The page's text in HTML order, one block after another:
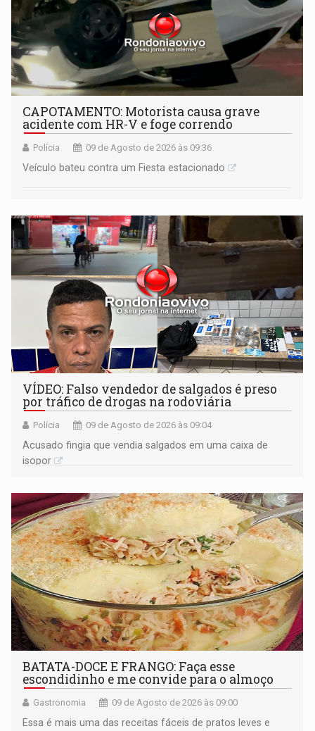
CAPOTAMENTO: Motorista causa grave
acidente com HR-V e foge correndo
Polícia 09 de Agosto de 2026 às 09:36
Veículo bateu contra um Fiesta estacionado
VÍDEO: Falso vendedor de salgados é preso
por tráfico de drogas na rodoviária
Polícia 09 de Agosto de 2026 às 09:04
Acusado fingia que vendia salgados em uma caixa de
isopor
BATATA-DOCE E FRANGO: Faça esse
escondidinho e me convide para o almoço
Gastronomia 09 de Agosto de 2026 às 09:00
Essa é mais uma das receitas fáceis de pratos leves e